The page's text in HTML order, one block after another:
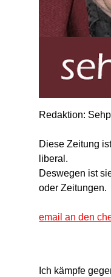
Redaktion:
Diese Zeitung
liberal.
Deswegen ist
oder Zeitungen.
email an den
Ich kämpfe